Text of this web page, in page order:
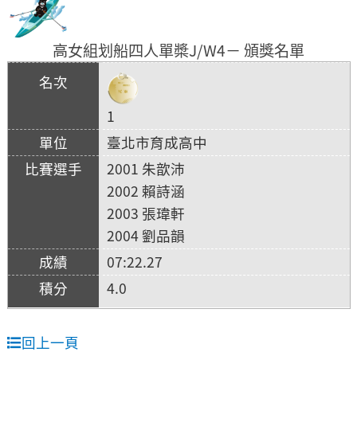
高女組划船四人單槳J/W4－ 頒獎名單
1
臺北市育成高中
2001 朱歆沛
2002 賴詩涵
2003 張瑋軒
2004 劉品韻
07:22.27
4.0
回上一頁